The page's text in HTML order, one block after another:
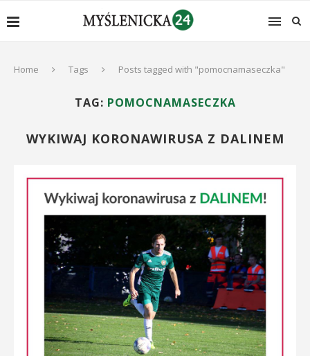
Home Tags Posts tagged with "pomocnamaseczka"
TAG: POMOCNAMASECZKA
WYKIWAJ KORONAWIRUSA Z DALINEM